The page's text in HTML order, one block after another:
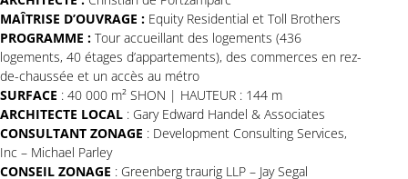
MAÎTRISE D’OUVRAGE : Equity Residential et Toll Brothers
PROGRAMME : Tour accueillant des logements (436
logements, 40 étages d’appartements), des commerces en rez-
de-chaussée et un accès au métro
SURFACE : 40 000 m² SHON | HAUTEUR : 144 m
ARCHITECTE LOCAL : Gary Edward Handel & Associates
CONSULTANT ZONAGE : Development Consulting Services,
Inc – Michael Parley
CONSEIL ZONAGE : Greenberg traurig LLP – Jay Segal